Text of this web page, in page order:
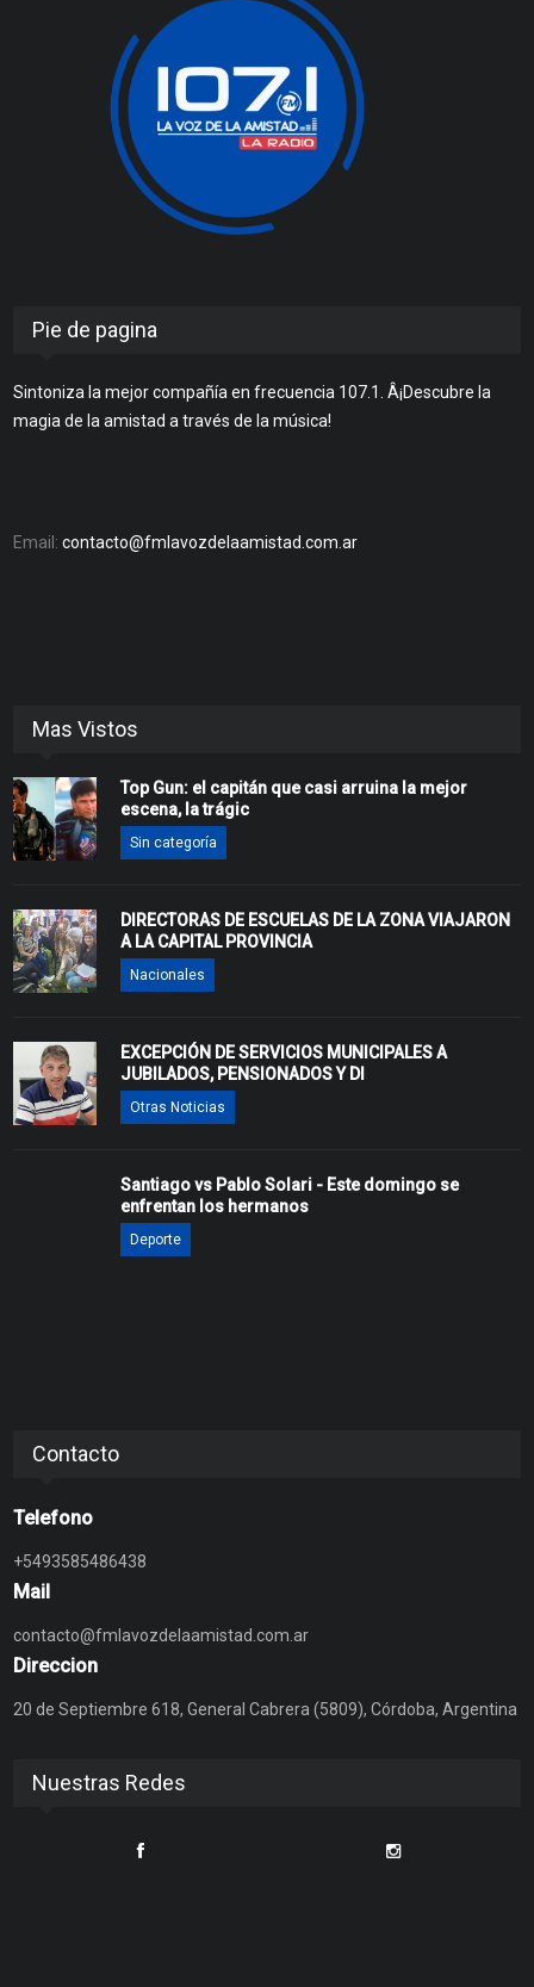
Pie de pagina
Sintoniza la mejor compañía en frecuencia 107.1. Â¡Descubre la
magia de la amistad a través de la música!
Email:contacto@fmlavozdelaamistad.com.ar
Mas Vistos
Top Gun: el capitán que casi arruina la mejor
escena, la trágic
Sin categoría
DIRECTORAS DE ESCUELAS DE LA ZONA VIAJARON
A LA CAPITAL PROVINCIA
Nacionales
EXCEPCIÓN DE SERVICIOS MUNICIPALES A
JUBILADOS, PENSIONADOS Y DI
Otras Noticias
Santiago vs Pablo Solari - Este domingo se
enfrentan los hermanos
Deporte
Contacto
Telefono
+5493585486438
Mail
contacto@fmlavozdelaamistad.com.ar
Direccion
20 de Septiembre 618, General Cabrera (5809), Córdoba, Argentina
Nuestras Redes